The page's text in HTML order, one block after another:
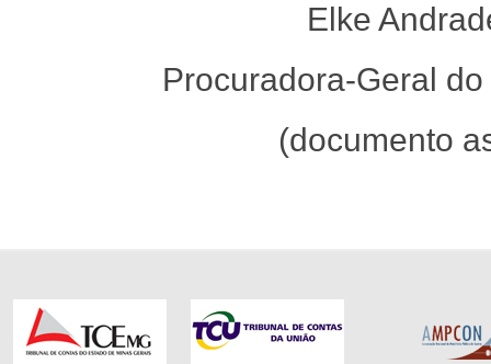
Elke
Procuradora-Geral
(documento